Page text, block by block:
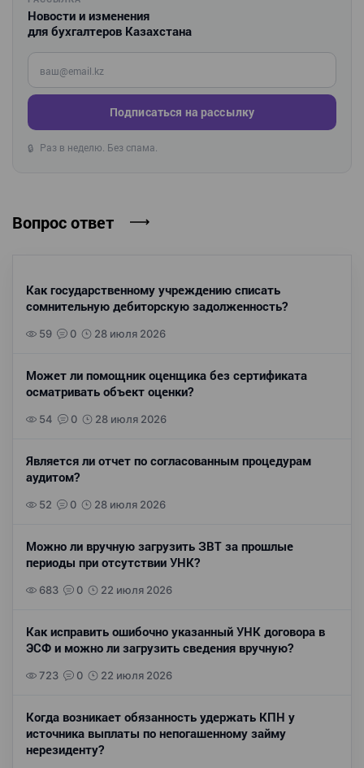
Новости и изменения
для бухгалтеров Казахстана
Введите ваш e-mail
Подписаться на рассылку
🔒 Раз в неделю. Без спама.
Вопрос ответ
Как государственному учреждению списать
сомнительную дебиторскую задолженность?
59 0 28 июля 2026
Может ли помощник оценщика без сертификата
осматривать объект оценки?
54 0 28 июля 2026
Является ли отчет по согласованным процедурам
аудитом?
52 0 28 июля 2026
Можно ли вручную загрузить ЗВТ за прошлые
периоды при отсутствии УНК?
683 0 22 июля 2026
Как исправить ошибочно указанный УНК договора в
ЭСФ и можно ли загрузить сведения вручную?
723 0 22 июля 2026
Когда возникает обязанность удержать КПН у
источника выплаты по непогашенному займу
нерезиденту?